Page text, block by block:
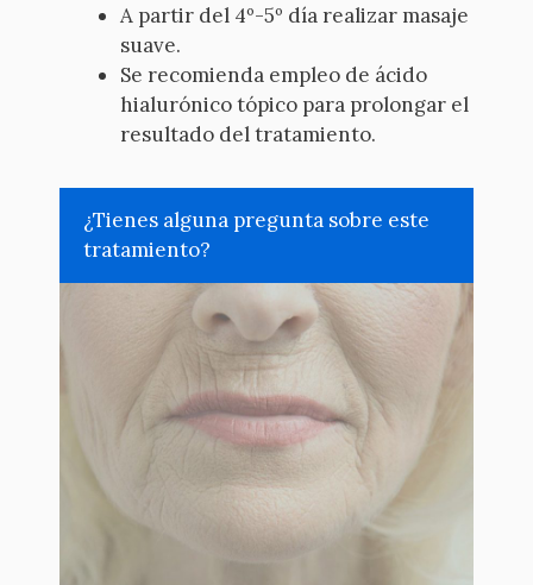
A partir del 4º-5º día realizar masaje
suave.
Se recomienda empleo de ácido
hialurónico tópico para prolongar el
resultado del tratamiento.
¿Tienes alguna pregunta sobre este
tratamiento?